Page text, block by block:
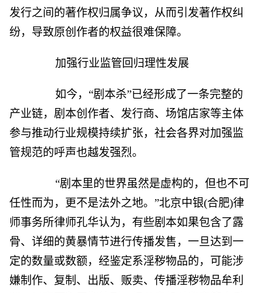
发行之间的著作权归属争议，从而引发著作权纠
纷，导致原创作者的权益很难保障。
加强行业监管回归理性发展
如今，“剧本杀”已经形成了一条完整的
产业链，剧本创作者、发行商、场馆店家等主体
参与推动行业规模持续扩张，社会各界对加强监
管规范的呼声也越发强烈。
“剧本里的世界虽然是虚构的，但也不可
任性而为，更不是法外之地。”北京中银(合肥)律
师事务所律师孔华认为，有些剧本如果包含了露
骨、详细的黄暴情节进行传播发售，一旦达到一
定的数量或数额，经鉴定系淫秽物品的，可能涉
嫌制作、复制、出版、贩卖、传播淫秽物品牟利